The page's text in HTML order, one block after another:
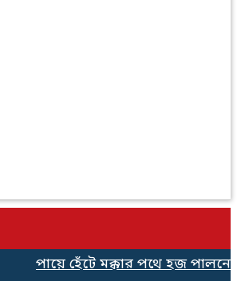
পায়ে হেঁটে মক্কার পথে হজ